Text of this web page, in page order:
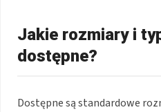
Jakie rozmiary i
dostępne?
Dostępne są standardowe